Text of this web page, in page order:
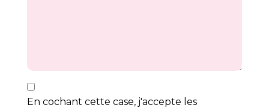
En cochant cette case, j'accepte les